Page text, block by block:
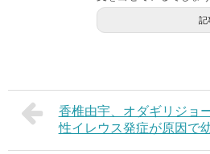
記
香椎由宇、オダギリジョ
性イレウス発症が原因で